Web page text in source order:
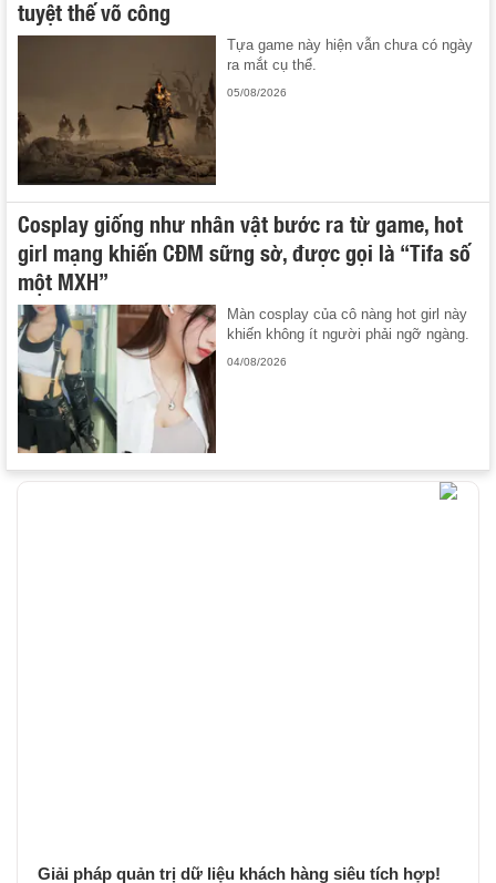
tuyệt thế võ công
Tựa game này hiện vẫn chưa có ngày
ra mắt cụ thể.
05/08/2026
Cosplay giống như nhân vật bước ra từ game, hot
girl mạng khiến CĐM sững sờ, được gọi là “Tifa số
một MXH”
Màn cosplay của cô nàng hot girl này
khiến không ít người phải ngỡ ngàng.
04/08/2026
Giải pháp quản trị dữ liệu khách hàng siêu tích hợp!